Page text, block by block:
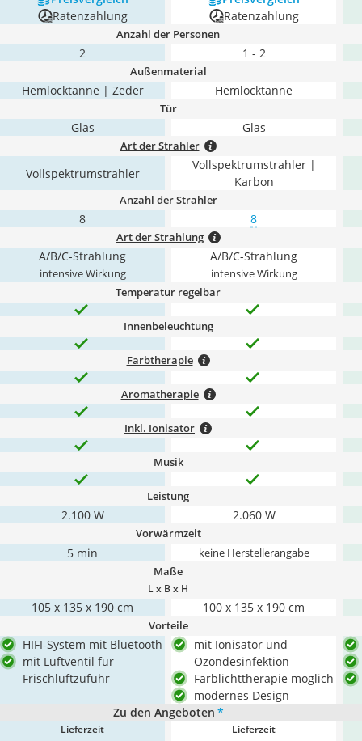
Ratenzahlung
Ratenzahlung
Anzahl der Personen
2 1 - 2
Außenmaterial
Hemlocktanne | Zeder Hemlocktanne
Tür
Glas Glas
Art der Strahler
Vollspektrumstrahler
Vollspektrumstrahler |
Karbon
Anzahl der Strahler
8 8
Art der Strahlung
A/B/C-Strahlung
intensive Wirkung
A/B/C-Strahlung
intensive Wirkung
Temperatur regelbar
Innenbeleuchtung
Farbtherapie
Aromatherapie
Inkl. Ionisator
Musik
Leistung
2.100 W 2.060 W
Vorwärmzeit
5 min keine Herstellerangabe
Maße
L x B x H
105 x 135 x 190 cm 100 x 135 x 190 cm
Vorteile
HIFI-System mit Bluetooth
mit Luftventil für
Frischluftzufuhr
mit Ionisator und
Ozondesinfektion
Farblichttherapie möglich
modernes Design
Zu den Angeboten *
Lieferzeit Lieferzeit